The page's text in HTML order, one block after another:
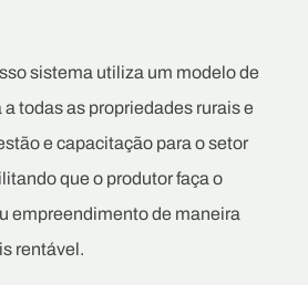
sistema utiliza um modelo de
todas as propriedades rurais e
e capacitação para o setor
que o produtor faça o
empreendimento de maneira
rentável.